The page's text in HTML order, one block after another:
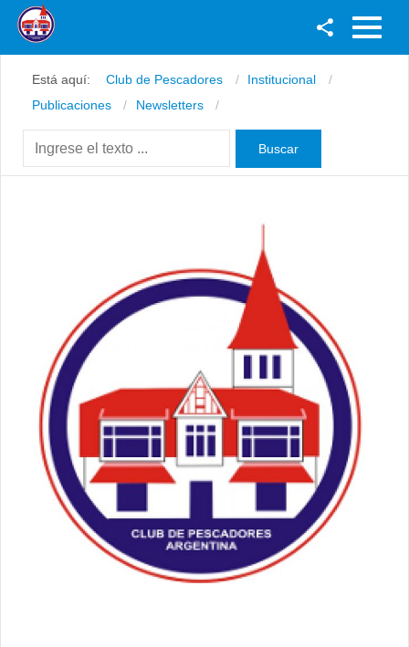
Youtube
Instagram
Está aquí: Club de Pescadores
Institucional
Publicaciones
Newsletters